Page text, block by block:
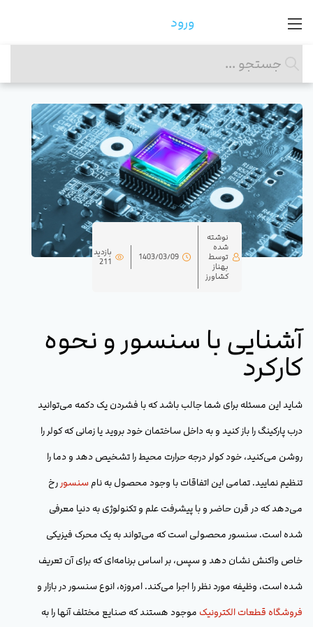
ورود
نوشته
شده
توسط
بهناز
کشاورز
1403/03/09
بازدید
211
آشنایی با سنسور و نحوه
کارکرد
شاید این مسئله برای شما جالب باشد که با فشردن یک دکمه می‌توانید
درب پارکینگ را باز کنید و به داخل ساختمان خود بروید یا زمانی که کولر را
روشن می‌کنید، خود کولر درجه حرارت محیط را تشخیص دهد و دما را
تنظیم نمایید. تمامی این اتفاقات با وجود محصول به نام سنسور رخ
می‌دهد که در قرن حاضر و با پیشرفت علم و تکنولوژی به دنیا معرفی
شده است. سنسور محصولی است که می‌تواند به یک محرک فیزیکی
خاص واکنش نشان دهد و سپس، بر اساس برنامه‌ای که برای آن تعریف
شده است، وظیفه مورد نظر را اجرا می‌کند. امروزه، انوع سنسور در بازار و
فروشگاه قطعات الکترونیک موجود هستند که صنایع مختلف آنها را به